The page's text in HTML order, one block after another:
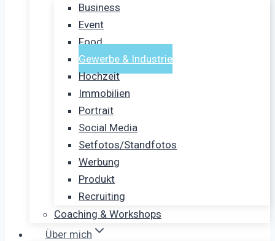
Business
Event
Food
Gewerbe & Industrie
Hochzeit
Immobilien
Portrait
Social Media
Setfotos/Standfotos
Werbung
Produkt
Recruiting
Coaching & Workshops
Über mich